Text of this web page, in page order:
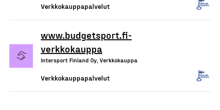
Verkkokauppapalvelut
www.budgetsport.fi-
verkkokauppa
Intersport Finland Oy, Verkkokauppa
Verkkokauppapalvelut